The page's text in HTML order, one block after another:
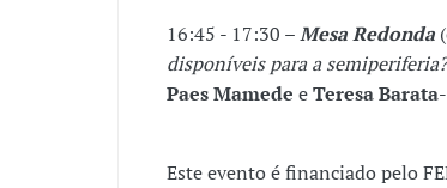
16:45 - 17:30 –Mesa Redonda
disponíveis para a
Paes Mamede eTeresa
Este evento é financiado pelo